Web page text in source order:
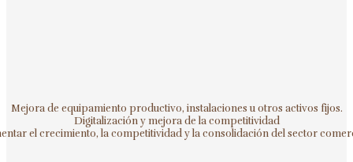
Mejora de equipamiento productivo, instalaciones u otros activos fijos.
Digitalización y mejora de la competitividad
el crecimiento, la competitividad y la consolidación del sector